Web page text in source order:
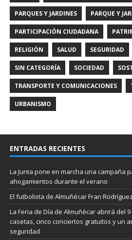
PARQUES Y JARDINES PARQUE Y
PARTICIPACIÓN CIUDADANA
RELIGIÓN SALUD SEGURIDAD
SIN CATEGORÍA SOCIEDAD
TRANSPORTE Y COMUNICACIONES
URBANISMO
ENTRADAS RECIENTES
La Junta pone en marcha una campaña
ahogamientos durante el verano
El futbolista de Almuñécar Fran
La Feria de Día de Almuñécar abrirá del
casetas, cinco conciertos gratuitos y un
seguridad